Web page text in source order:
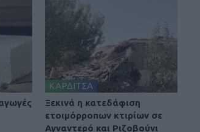
ΚΑΡΔΙΤΣΑ
Ξεκινά η κατεδάφιση
ετοιμόρροπων κτιρίων σε
Αγναντερό και Ριζοβούνι